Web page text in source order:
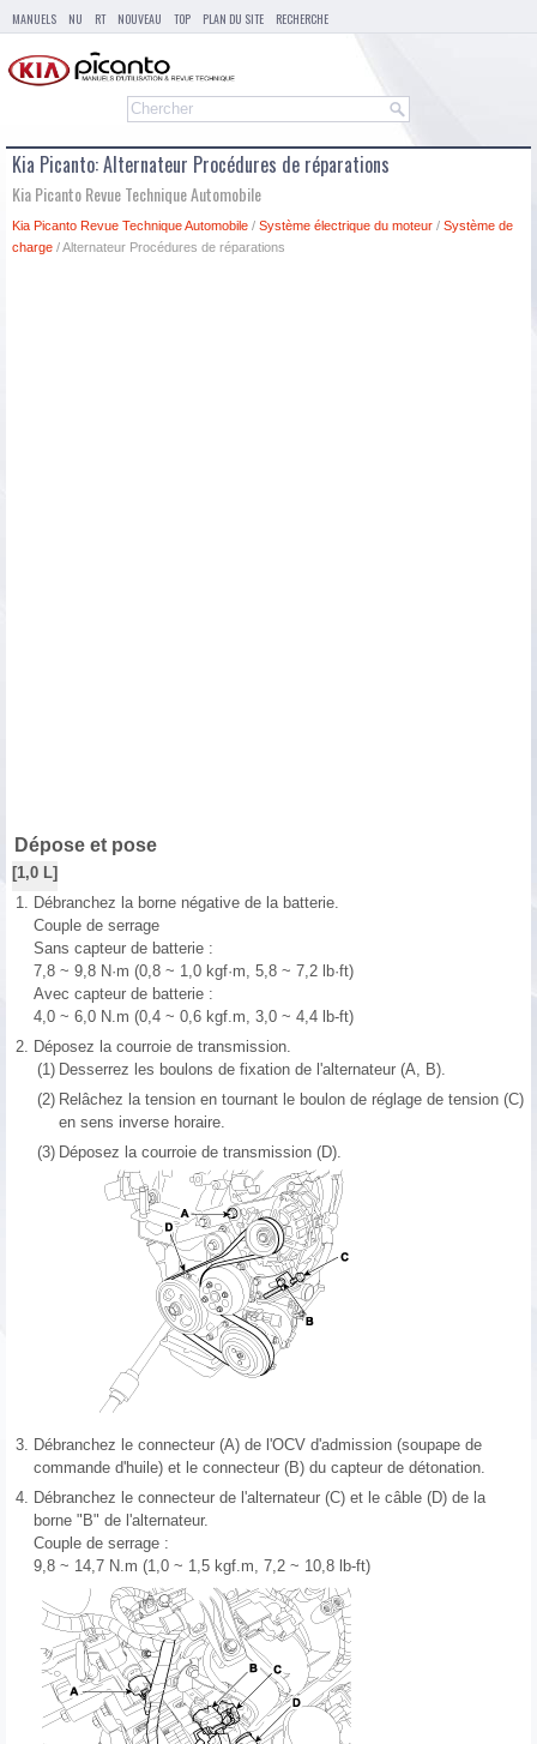
MANUELS NU RT NOUVEAU TOP PLAN DU SITE RECHERCHE
Kia Picanto: Alternateur Procédures de réparations
Kia Picanto Revue Technique Automobile
Kia Picanto Revue Technique Automobile / Système électrique du moteur / Système de
charge / Alternateur Procédures de réparations
Dépose et pose
[1,0 L]
1. Débranchez la borne négative de la batterie.
Couple de serrage
Sans capteur de batterie :
7,8 ~ 9,8 N·m (0,8 ~ 1,0 kgf·m, 5,8 ~ 7,2 lb·ft)
Avec capteur de batterie :
4,0 ~ 6,0 N.m (0,4 ~ 0,6 kgf.m, 3,0 ~ 4,4 lb-ft)
2. Déposez la courroie de transmission.
(1) Desserrez les boulons de fixation de l'alternateur (A, B).
(2) Relâchez la tension en tournant le boulon de réglage de tension (C)
en sens inverse horaire.
(3) Déposez la courroie de transmission (D).
3. Débranchez le connecteur (A) de l'OCV d'admission (soupape de
commande d'huile) et le connecteur (B) du capteur de détonation.
4. Débranchez le connecteur de l'alternateur (C) et le câble (D) de la
borne "B" de l'alternateur.
Couple de serrage :
9,8 ~ 14,7 N.m (1,0 ~ 1,5 kgf.m, 7,2 ~ 10,8 lb-ft)